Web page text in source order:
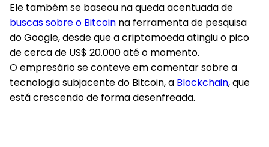
Ele também se baseou na queda acentuada de
buscas sobre o Bitcoin na ferramenta de pesquisa
do Google, desde que a criptomoeda atingiu o pico
de cerca de US$ 20.000 até o momento.
O empresário se conteve em comentar sobre a
tecnologia subjacente do Bitcoin, a Blockchain, que
está crescendo de forma desenfreada.